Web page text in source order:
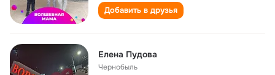
Добавить в друзья
Елена Пудова
Чернобыль